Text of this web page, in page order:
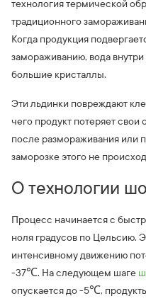
технология термической
традиционного
Когда продукция
замораживанию, вода
большие кристаллы.
Эти льдинки повреждают
чего продукт потеряет свои
после размораживания или
заморозке этого не
О технологии
Процесс начинается с
ноля градусов по Цельсию.
интенсивному движению
-37℃. На следующем шаге
опускается до -5℃,